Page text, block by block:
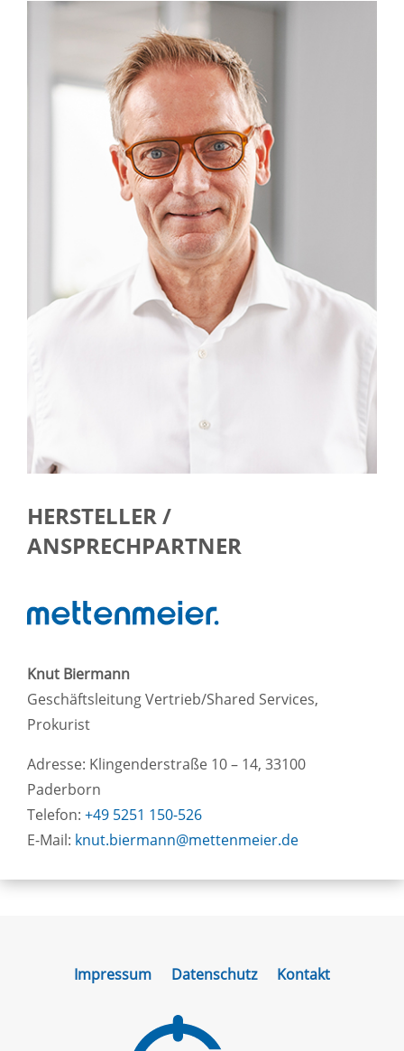
HERSTELLER /
ANSPRECHPARTNER
Knut Biermann
Geschäftsleitung Vertrieb/Shared Services,
Prokurist
Adresse: Klingenderstraße 10 – 14, 33100
Paderborn
Telefon: +49 5251 150-526
E-Mail: knut.biermann@mettenmeier.de
Impressum Datenschutz Kontakt